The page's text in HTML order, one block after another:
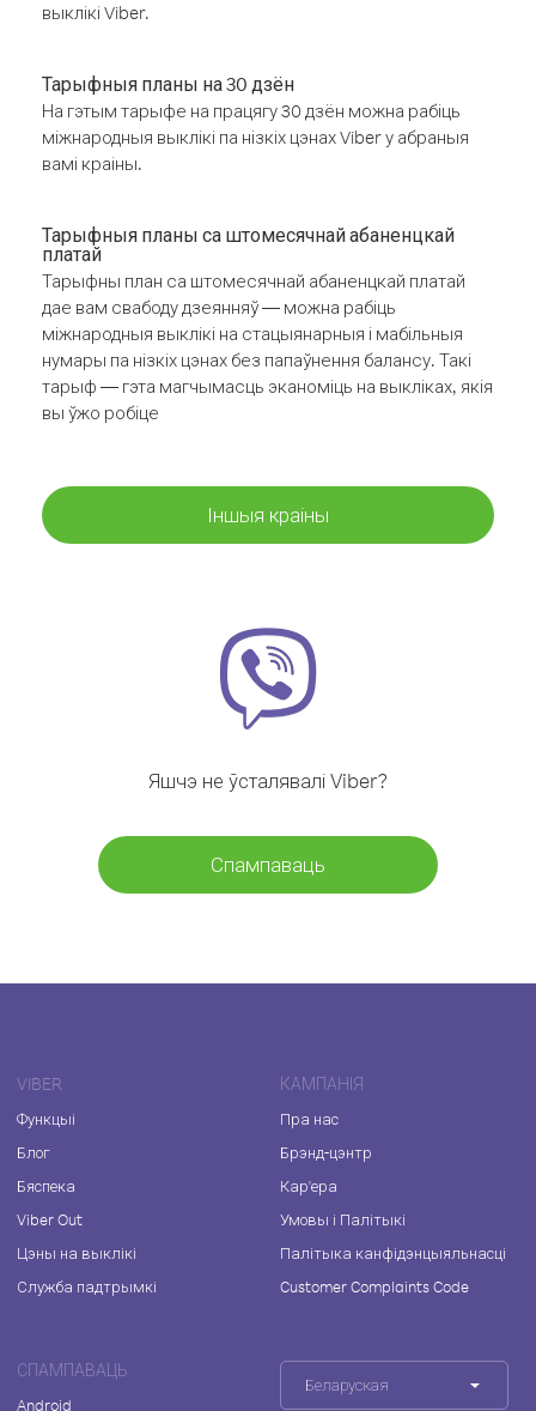
выклікі Viber.
Тарыфныя планы на 30 дзён
На гэтым тарыфе на працягу 30 дзён можна рабіць
міжнародныя выклікі па нізкіх цэнах Viber у абраныя
вамі краіны.
Тарыфныя планы са штомесячнай абаненцкай
платай
Тарыфны план са штомесячнай абаненцкай платай
дае вам свабоду дзеянняў — можна рабіць
міжнародныя выклікі на стацыянарныя і мабільныя
нумары па нізкіх цэнах без папаўнення балансу. Такі
тарыф — гэта магчымасць эканоміць на выкліках, якія
вы ўжо робіце
Іншыя краіны
Яшчэ не ўсталявалі Viber?
Спампаваць
VIBER
Функцыі
Блог
Бяспека
Viber Out
Цэны на выклікі
Служба падтрымкі
КАМПАНІЯ
Пра нас
Брэнд-цэнтр
Кар'ера
Умовы і Палітыкі
Палітыка канфідэнцыяльнасці
Customer Complaints Code
СПАМПАВАЦЬ
Android
Беларуская